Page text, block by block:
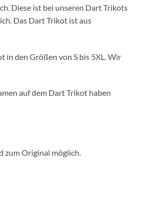
Diese ist bei unseren Dart Trikots
Das Dart Trikot ist aus
in den Größen von S bis 5XL. Wir
auf dem Dart Trikot haben
zum Original möglich.